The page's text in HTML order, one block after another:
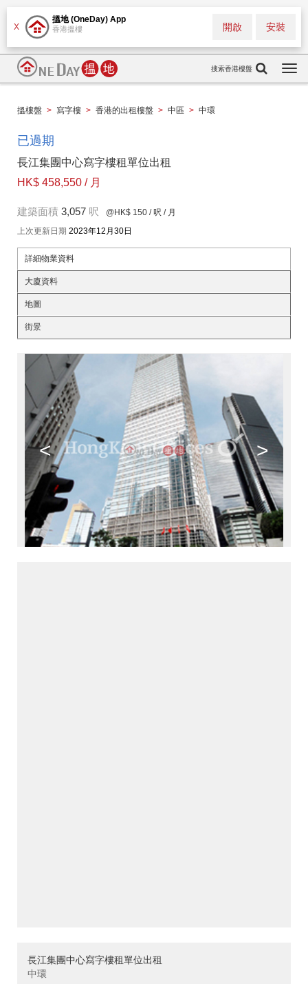
X
搵地 (OneDay) App
香港搵樓 安裝
開啟
搜索香港樓盤
搵樓盤 > 寫字樓 > 香港的出租樓盤 > 中區 > 中環
已過期
長江集團中心寫字樓租單位出租
HK$ 458,550 / 月
建築面積 3,057 呎 @HK$ 150 / 呎 / 月
上次更新日期 2023年12月30日
詳細物業資料
大廈資料
地圖
街景
< >
長江集團中心寫字樓租單位出租
中環